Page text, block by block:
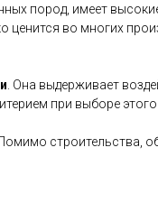
пород, имеет
во многих
. Она выдерживает
при выборе
строительства,